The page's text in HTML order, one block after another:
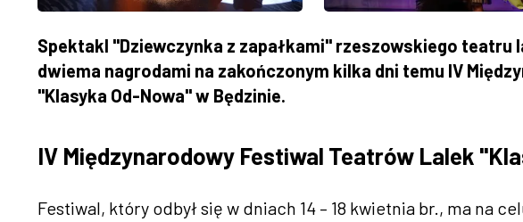
Spektakl "Dziewczynka z zapałkami" rzeszowskiego teatru
dwiema nagrodami na zakończonym kilka dni temu IV
"Klasyka Od-Nowa" w Będzinie.
IV Międzynarodowy Festiwal Teatrów Lalek
Festiwal, który odbył się w dniach 14 – 18 kwietnia br., ma na